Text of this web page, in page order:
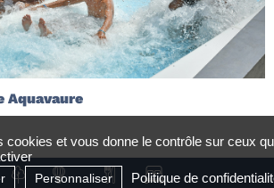
Aquavaure
cookies et vous donne le contrôle sur ceux
Personnaliser Politique de